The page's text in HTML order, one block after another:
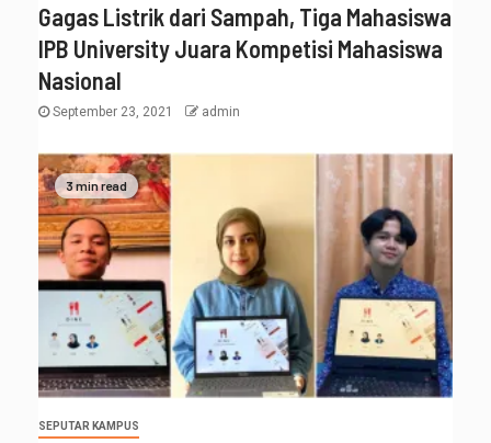
Gagas Listrik dari Sampah, Tiga Mahasiswa
IPB University Juara Kompetisi Mahasiswa
Nasional
September 23, 2021 admin
3 min read
SEPUTAR KAMPUS